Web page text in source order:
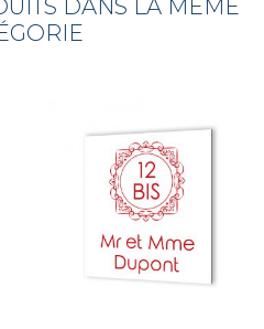
DANS LA MÊME